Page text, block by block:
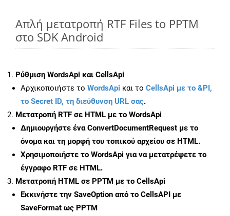
Απλή μετατροπή RTF Files to PPTM
στο SDK Android
Ρύθμιση WordsApi και CellsApi
Αρχικοποιήστε το WordsApi και το CellsApi με το &PI,
το Secret ID, τη διεύθυνση URL σας.
Μετατροπή RTF σε HTML με το WordsApi
Δημιουργήστε έναConvertDocumentRequest με το
όνομα και τη μορφή του τοπικού αρχείου σε HTML.
Χρησιμοποιήστε το WordsApi για να μετατρέψετε το
έγγραφο RTF σε HTML.
Μετατροπή HTML σε PPTM με το CellsApi
Εκκινήστε την SaveOption από το CellsAPI με
SaveFormat ως PPTM